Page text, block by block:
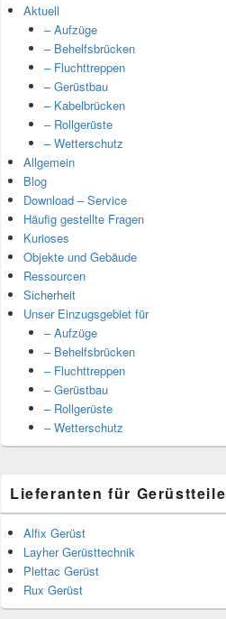
Aktuell
– Aufzüge
– Behelfsbrücken
– Fluchttreppen
– Gerüstbau
– Kabelbrücken
– Rollgerüste
– Wetterschutz
Allgemein
Blog
Download – Service
Häufig gestellte Fragen
Kurioses
Objekte und Gebäude
Ressourcen
Sicherheit
Unser Einzugsgebiet für
– Aufzüge
– Behelfsbrücken
– Fluchttreppen
– Gerüstbau
– Rollgerüste
– Wetterschutz
Lieferanten für Gerüstteile
Alfix Gerüst
Layher Gerüsttechnik
Plettac Gerüst
Rux Gerüst